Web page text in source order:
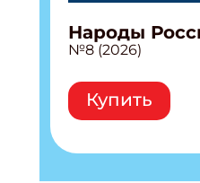
Народы
№8 (2026)
Купить